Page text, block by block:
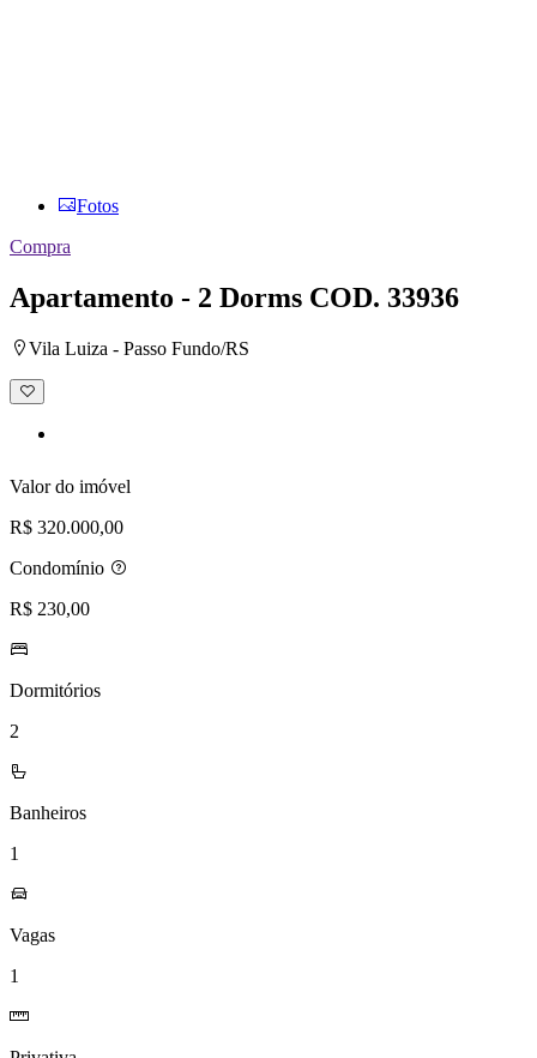
Fotos
Compra
Apartamento - 2 Dorms COD. 33936
Vila Luiza - Passo Fundo/RS
Adicionar
à
Valor do imóvel
R$ 320.000,00
Condomínio
R$ 230,00
Dormitórios
2
Banheiros
1
Vagas
1